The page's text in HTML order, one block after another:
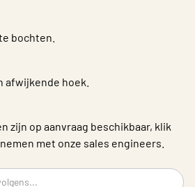
bochten.
afwijkende hoek.
zijn op aanvraag beschikbaar, klik
met onze sales engineers.